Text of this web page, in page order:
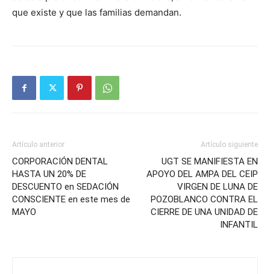
que existe y que las familias demandan.
Artículo anterior
CORPORACIÓN DENTAL
HASTA UN 20% DE
DESCUENTO en SEDACIÓN
CONSCIENTE en este mes de
MAYO
Artículo siguiente
UGT SE MANIFIESTA EN
APOYO DEL AMPA DEL CEIP
VIRGEN DE LUNA DE
POZOBLANCO CONTRA EL
CIERRE DE UNA UNIDAD DE
INFANTIL